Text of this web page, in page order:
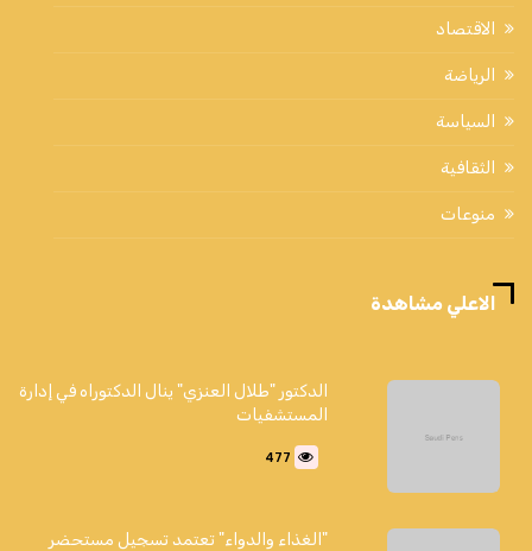
الاقتصاد
الرياضة
السياسة
الثقافية
منوعات
الاعلي مشاهدة
الدكتور "طلال العنزي" ينال الدكتوراه في إدارة
المستشفيات
477
"الغذاء والدواء" تعتمد تسجيل مستحضر